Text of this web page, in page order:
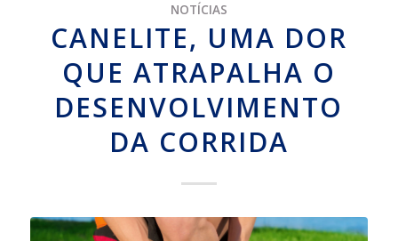
NOTÍCIAS
CANELITE, UMA DOR
QUE ATRAPALHA O
DESENVOLVIMENTO
DA CORRIDA